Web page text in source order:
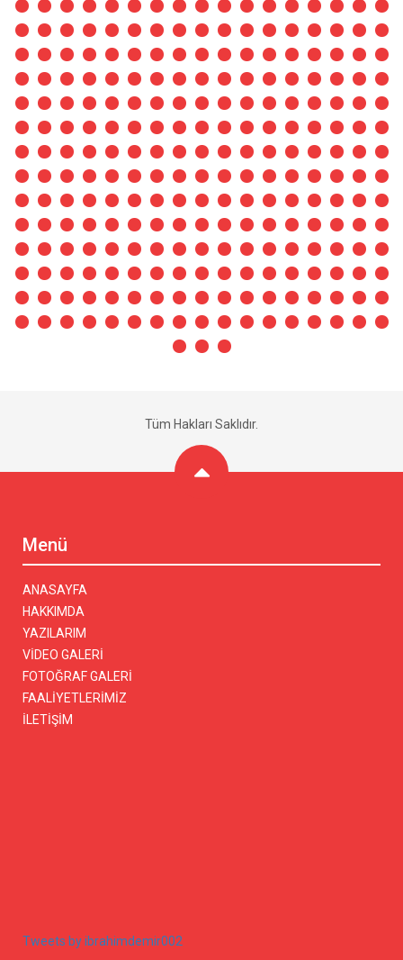
Tüm Hakları Saklıdır.
Menü
ANASAYFA
HAKKIMDA
YAZILARIM
VİDEO GALERİ
FOTOĞRAF GALERİ
FAALİYETLERİMİZ
İLETİŞİM
Tweets by ibrahimdemir002